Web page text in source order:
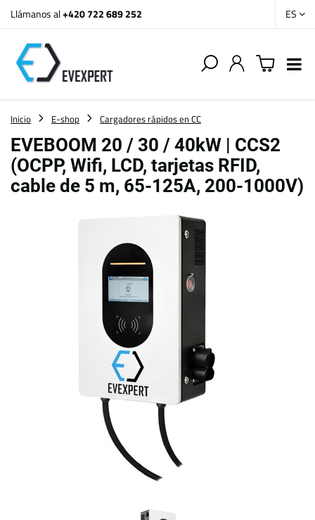
Llámanos al+420 722 689 252 ES
Inicio E-shop Cargadores rápidos en CC
EVEBOOM 20 / 30 / 40kW | CCS2
(OCPP, Wifi, LCD, tarjetas RFID,
cable de 5 m, 65-125A, 200-1000V)